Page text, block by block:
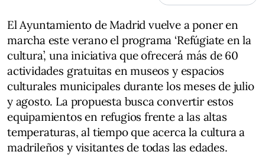
El Ayuntamiento de Madrid vuelve a poner en
marcha este verano el programa ‘Refúgiate en la
cultura’, una iniciativa que ofrecerá más de 60
actividades gratuitas en museos y espacios
culturales municipales durante los meses de julio
y agosto. La propuesta busca convertir estos
equipamientos en refugios frente a las altas
temperaturas, al tiempo que acerca la cultura a
madrileños y visitantes de todas las edades.